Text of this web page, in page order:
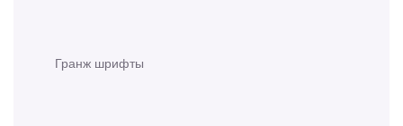
Гранж шрифты